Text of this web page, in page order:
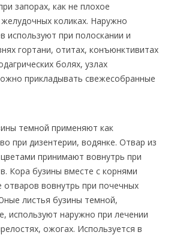
запорах, как не плохое
коликах. Наружно
используют при полоскании и
гортани, отитах, конъюнктивитах
болях, узлах
прикладывать свежесобранные
темной применяют как
при дизентерии, водянке. Отвар из
принимают вовнутрь при
Кора бузины вместе с корнями
отваров вовнутрь при почечных
листья бузины темной,
используют наружно при лечении
ожогах. Используется в